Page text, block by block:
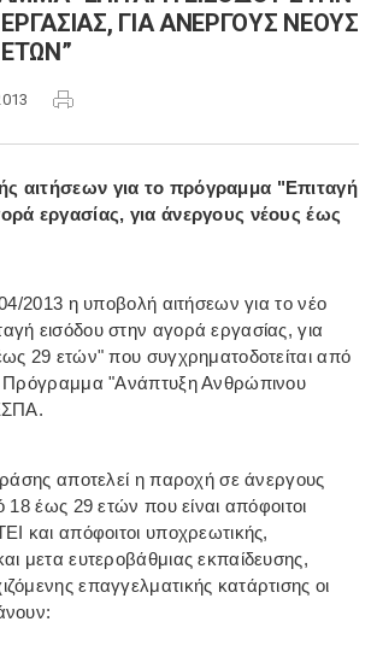
ΓΙΑ ΑΝΕΡΓΟΥΣ ΝΕΟΥΣ
αιτήσεων για το πρόγραμμα "Επιταγή
εργασίας, για άνεργους νέους έως
2013 η υποβολή αιτήσεων για το νέο
εισόδου στην αγορά εργασίας, για
29 ετών" που συγχρηματοδοτείται από
Πρόγραμμα "Ανάπτυξη Ανθρώπινου
αποτελεί η παροχή σε άνεργους
18 έως 29 ετών που είναι απόφοιτοι
και απόφοιτοι υποχρεωτικής,
μετα ευτεροβάθμιας εκπαίδευσης,
επαγγελματικής κατάρτισης οι